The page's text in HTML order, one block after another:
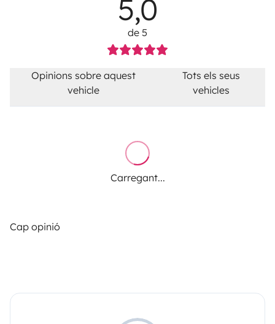
5,0
de 5
Opinions sobre aquest
vehicle
Tots els seus
vehicles
Carregant...
Cap opinió